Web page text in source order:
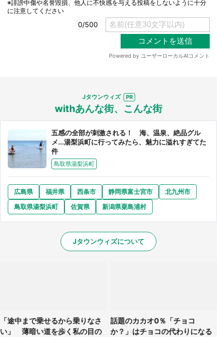
Jタウンウィズ
withあんな街、こんな街
五感の全部が刺激される！ 海、温泉、絶品グル
メ...湯梨浜町に行ってみたら、魅力に溢れすぎてた
件
鳥取県湯梨浜町
広島県 福井県 西条市 静岡県富士宮市
北九州市
鳥取県湯梨浜町
佐賀県 新潟県粟島浦村
Jタウンウィズについて
「途中まで乗せるから乗りなさ
い」 薄暗い道を歩く私の目の
話題のカカオ0％「チョコ
か？」はチョコの代わりになる